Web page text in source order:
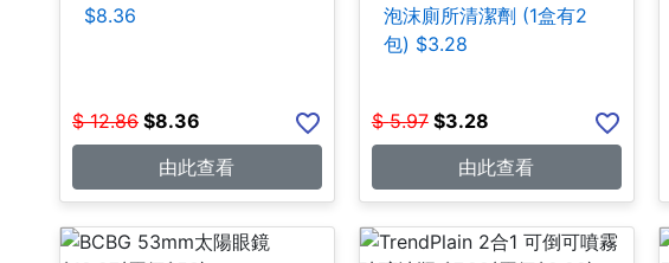
$8.36
$ 12.86 $8.36
由此查看
泡沫廁所清潔劑 (1盒有2
包) $3.28
$ 5.97 $3.28
由此查看